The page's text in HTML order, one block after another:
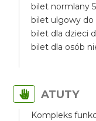
bilet normlany
bilet ulgowy do
bilet dla dzieci
bilet dla osób
ATUTY
Kompleks